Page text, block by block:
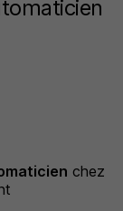
chez